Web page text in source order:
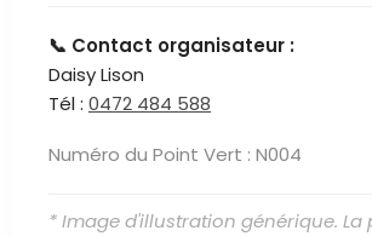
📞 Contact organisateur :
Daisy Lison
Tél : 0472 484 588
Numéro du Point Vert : N004
* Image d'illustration générique. La